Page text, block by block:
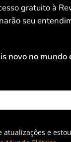
para o
e Mobility
gratuito à
seu
novo no mundo
e